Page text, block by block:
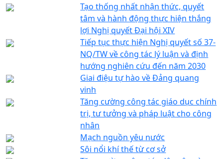
Tạo thống nhất nhận thức, quyết
tâm và hành động thực hiện thắng
lợi Nghị quyết Đại hội XIV
Tiếp tục thực hiện Nghị quyết số 37-
NQ/TW về công tác lý luận và định
hướng nghiên cứu đến năm 2030
Giai điệu tự hào về Đảng quang
vinh
Tăng cường công tác giáo dục chính
trị, tư tưởng và pháp luật cho công
nhân
Mạch nguồn yêu nước
Sôi nổi khí thế từ cơ sở